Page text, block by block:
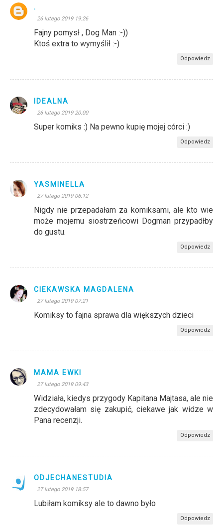
.
26 lutego 2019 19:26
Fajny pomysł , Dog Man :-))
Ktoś extra to wymyślił :-)
Odpowiedz
IDEALNA
26 lutego 2019 20:00
Super komiks :) Na pewno kupię mojej córci :)
Odpowiedz
YASMINELLA
27 lutego 2019 06:12
Nigdy nie przepadałam za komiksami, ale kto wie
może mojemu siostrzeńcowi Dogman przypadłby
do gustu.
Odpowiedz
CIEKAWSKA MAGDALENA
27 lutego 2019 07:21
Komiksy to fajna sprawa dla większych dzieci
Odpowiedz
MAMA EWKI
27 lutego 2019 09:43
Widziała, kiedys przygody Kapitana Majtasa, ale nie
zdecydowałam się zakupić, ciekawe jak widze w
Pana recenzji.
Odpowiedz
ODJECHANESTUDIA
27 lutego 2019 18:57
Lubiłam komiksy ale to dawno było
Odpowiedz